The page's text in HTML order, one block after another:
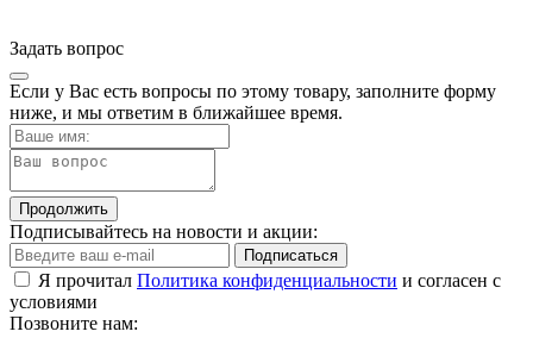
Задать вопрос
Если у Вас есть вопросы по этому товару, заполните форму
ниже, и мы ответим в ближайшее время.
Продолжить
Подписывайтесь на новости и акции:
Подписаться
Я прочитал Политика конфиденциальности и согласен с
условиями
Позвоните нам: